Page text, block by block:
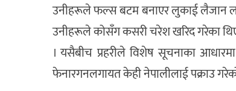
उनीहरूले फल्स बटम बनाएर लुकाई लैजान
उनीहरूले कोसँग कसरी चरेश खरिद गरेका
। यसैबीच प्रहरीले विशेष सूचनाका आधारमा
फेनारगनलगायत केही नेपालीलाई पक्राउ